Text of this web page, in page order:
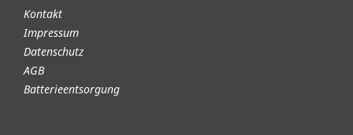
Kontakt
Impressum
Datenschutz
AGB
Batterieentsorgung